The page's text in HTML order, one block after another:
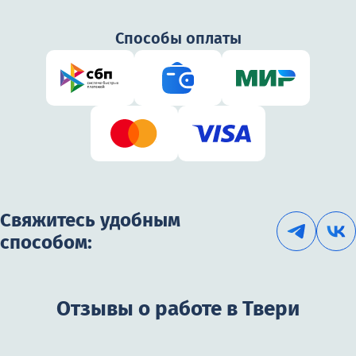
Способы оплаты
Свяжитесь удобным
способом:
Отзывы о работе в Твери